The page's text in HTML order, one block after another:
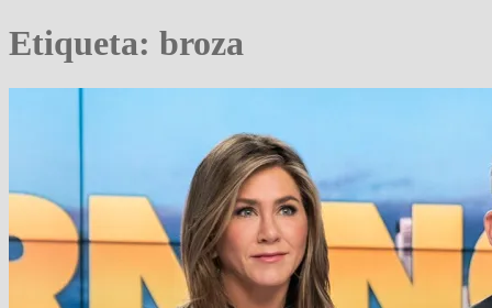
Etiqueta: broza